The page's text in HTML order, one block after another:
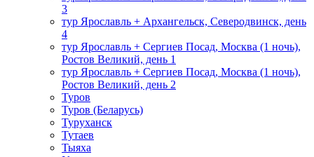
3
тур Ярославль + Архангельск, Северодвинск, день
4
тур Ярославль + Сергиев Посад, Москва (1 ночь),
Ростов Великий, день 1
тур Ярославль + Сергиев Посад, Москва (1 ночь),
Ростов Великий, день 2
Туров
Туров (Беларусь)
Туруханск
Тутаев
Тыяха